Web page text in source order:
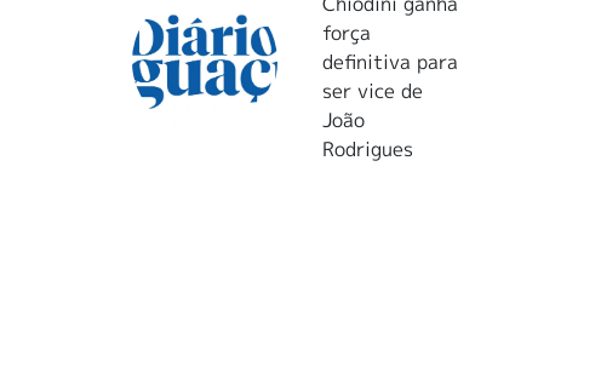
força
definitiva para
ser vice de
João
Rodrigues